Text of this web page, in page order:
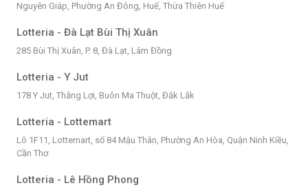
Nguyên Giáp, Phường An Đông, Huế, Thừa Thiên Huế
Lotteria - Đà Lạt Bùi Thị Xuân
285 Bùi Thị Xuân, P. 8, Đà Lạt, Lâm Đồng
Lotteria - Y Jut
178 Y Jut, Thắng Lợi, Buôn Ma Thuột, Đắk Lắk
Lotteria - Lottemart
Lô 1F11, Lottemart, số 84 Mậu Thân, Phường An Hòa, Quận Ninh Kiều,
Cần Thơ
Lotteria - Lê Hồng Phong